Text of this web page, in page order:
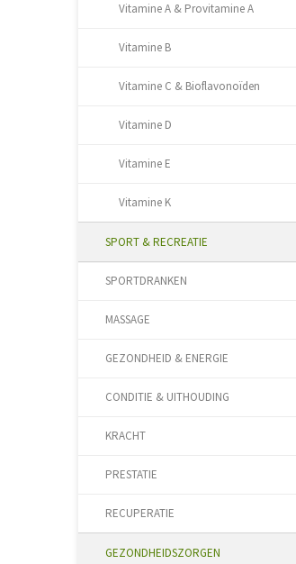
Vitamine A & Provitamine A
Vitamine B
Vitamine C & Bioflavonoïden
Vitamine D
Vitamine E
Vitamine K
SPORT & RECREATIE
SPORTDRANKEN
MASSAGE
GEZONDHEID & ENERGIE
CONDITIE & UITHOUDING
KRACHT
PRESTATIE
RECUPERATIE
GEZONDHEIDSZORGEN